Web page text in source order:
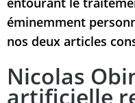
éminemment
nos deux articles
Nicolas
artificielle